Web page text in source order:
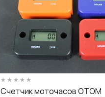
Счетчик моточасов OTOM